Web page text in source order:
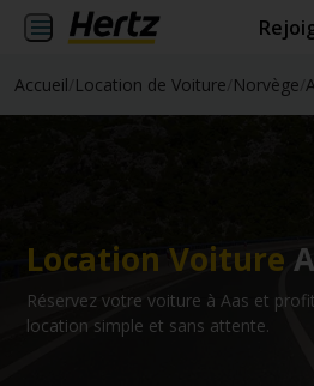
Accueil Location de Voiture Norvège
Location Voiture
Réservez votre voiture à Aas et
location simple et sans attente.